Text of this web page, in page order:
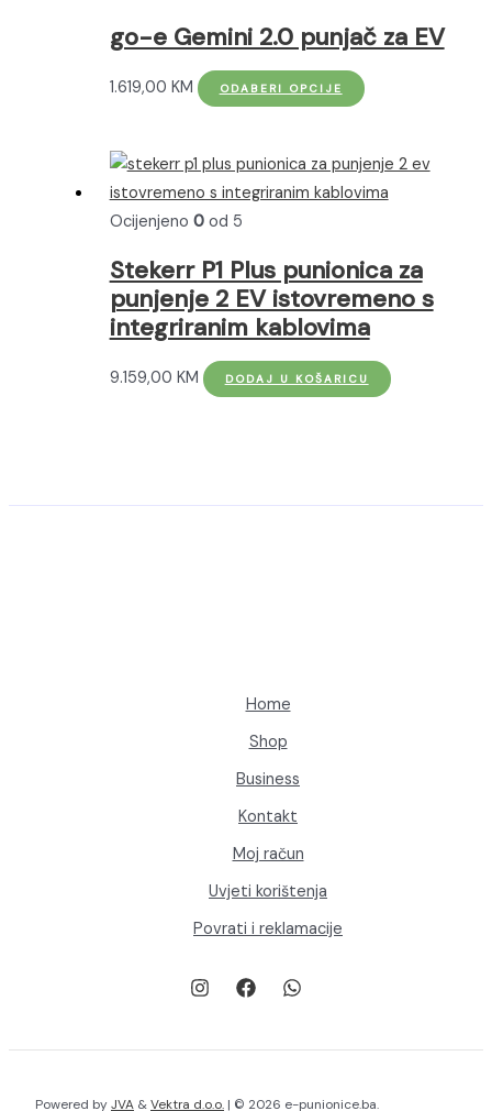
go-e Gemini 2.0 punjač za EV
1.619,00 KM ODABERI OPCIJE
Ovaj
više
varijanti.
se
mogu
odabrati
na
stranici
proizvoda
Ocijenjeno 0od 5
Stekerr P1 Plus punionica za
punjenje 2 EV istovremeno s
integriranim kablovima
9.159,00 KM DODAJ U KOŠARICU
Home
Shop
Business
Kontakt
Moj račun
Uvjeti korištenja
Povrati i reklamacije
Powered byJVA &Vektra d.o.o. | © 2026 e-punionice.ba.